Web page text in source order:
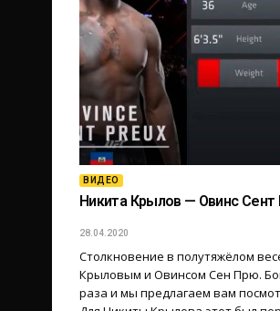
ВИДЕО
Никита Крылов — Овинс
28.04.2020
Столкновение в полутяжёлом
Крыловым и Овинсом Сен Прю.
раза и мы предлагаем вам